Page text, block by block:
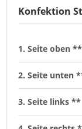
Konfektion
1. Seite oben **
2. Seite unten
3. Seite links **